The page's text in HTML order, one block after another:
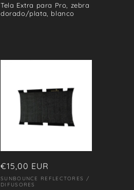
Tela Extra para Pro, zebra
dorado/plata, blanco
Precio
habitual
€15,00 EUR
Proveedor:
SUNBOUNCE REFLECTORES /
DIFUSORES